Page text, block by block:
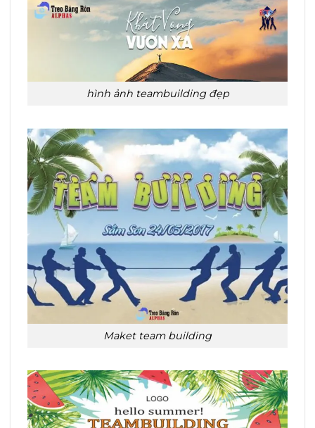
hình ảnh teambuilding đẹp
Maket team building